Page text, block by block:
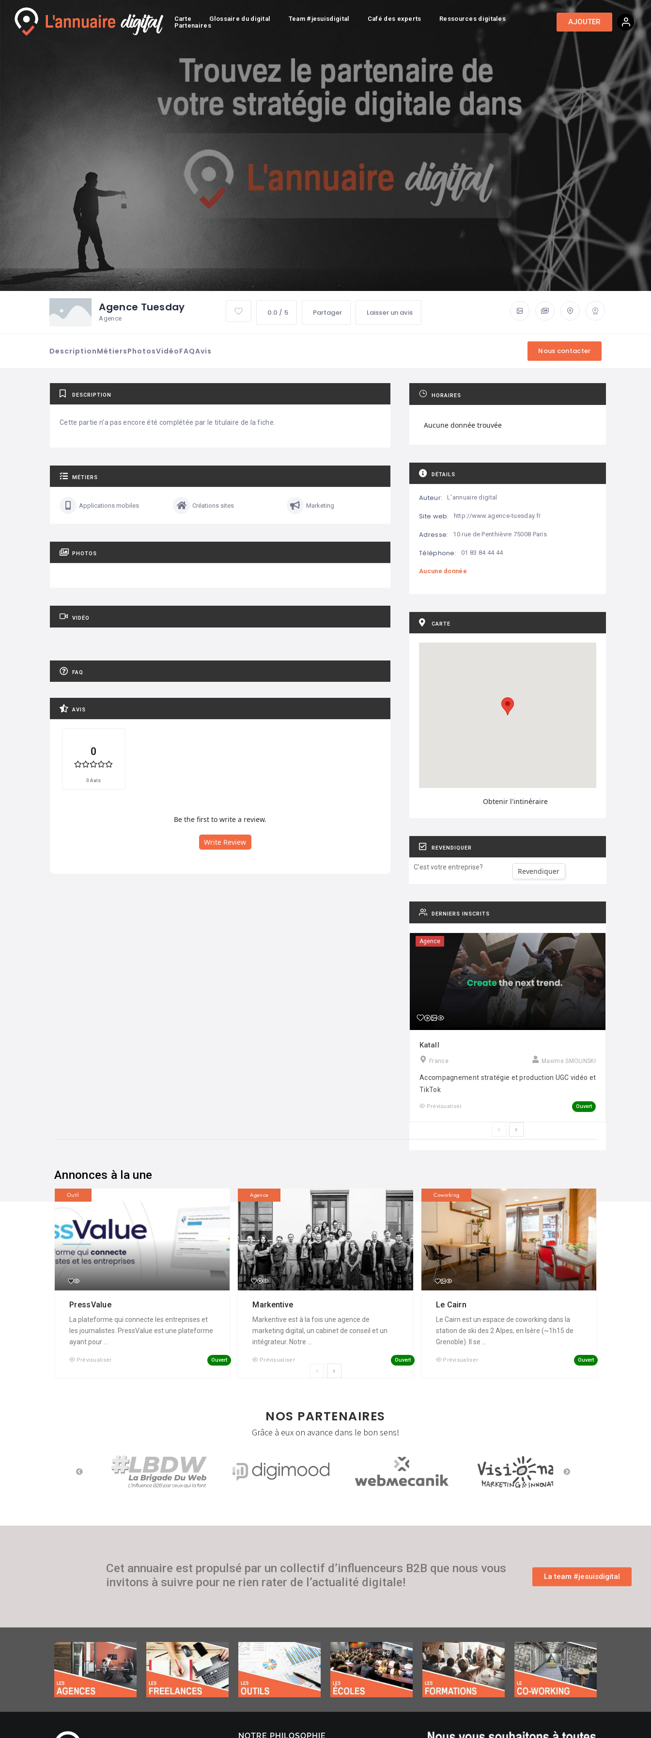
Carte Glossaire du digital Team #jesuisdigital Café des experts
Ressources digitales
Partenaires
AJOUTER
Agence Tuesday
Agence
0.0 / 5 Partager Laisser un avis
DescriptionMétiersPhotosVidéoFAQAvis
DESCRIPTION
Cette partie n’a pas encore été complétée par le titulaire de la fiche.
MÉTIERS
Applications mobiles Créations sites Marketing
PHOTOS
VIDÉO
FAQ
AVIS
0
0 Avis
Be the first to write a review.
Write Review
HORAIRES
Aucune donnée trouvée
DÉTAILS
Auteur: L'annuaire digital
Site web: http://www.agence-tuesday.fr
Adresse: 10 rue de Penthièvre 75008 Paris
Téléphone: 01 83 84 44 44
Aucune donnée
CARTE
Obtenir l'intinéraire
REVENDIQUER
C'est votre entreprise? Revendiquer
DERNIERS INSCRITS
Agence
Katall
France Maxime SMOLINSKI
Accompagnement stratégie et production UGC vidéo et
TikTok
Prévisualiser Ouvert
Annonces à la une
Outil
PressValue
La plateforme qui connecte les entreprises et
les journalistes. PressValue est une plateforme
ayant pour ...
Prévisualiser Ouvert
Agence
Markentive
Markentive est à la fois une agence de
marketing digital, un cabinet de conseil et un
intégrateur. Notre ...
Prévisualiser Ouvert
Coworking
Le Cairn
Le Cairn est un espace de coworking dans la
station de ski des 2 Alpes, en Isère (~1h15 de
Grenoble). Il se ...
Prévisualiser Ouvert
NOS PARTENAIRES
Grâce à eux on avance dans le bon sens!
Cet annuaire est propulsé par un collectif d’influenceurs B2B que nous vous
invitons à suivre pour ne rien rater de l’actualité digitale!
La team #jesuisdigital
NOTRE PHILOSOPHIE